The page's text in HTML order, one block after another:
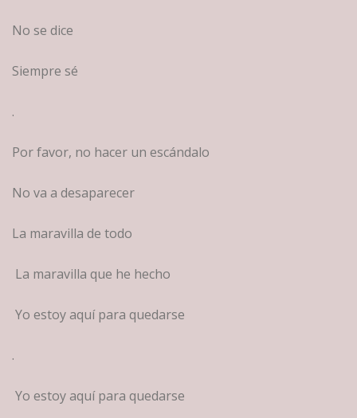
No se dice
Siempre sé
.
Por favor, no hacer un escándalo
No va a desaparecer
La maravilla de todo
La maravilla que he hecho
Yo estoy aquí para quedarse
.
Yo estoy aquí para quedarse